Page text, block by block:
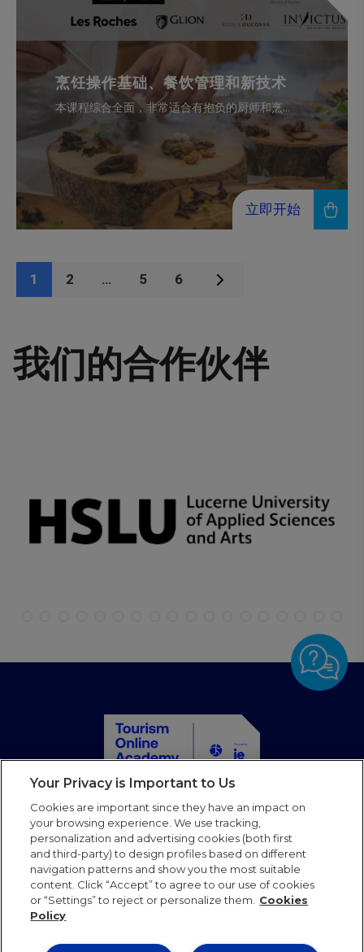
烹饪操作基础、餐饮管理和新技术
本课程综合全面，非常适合有抱负的厨师和烹...
立即开始
1 2 … 5 6
我们的合作伙伴
首页
所有课程
合作伙伴
博客
常见问题
电子邮件
Follow us
Your Privacy is Important to Us
Cookies are important since they have an impact on
your browsing experience. We use tracking,
personalization and advertising cookies (both first
and third-party) to design profiles based on different
navigation patterns and show you the most suitable
content. Click “Accept” to agree to our use of cookies
or “Settings” to reject or personalize them.
Cookies
Policy